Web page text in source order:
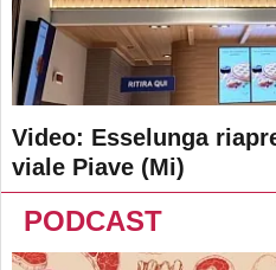
Video: Esselunga
viale Piave (Mi)
PODCAST